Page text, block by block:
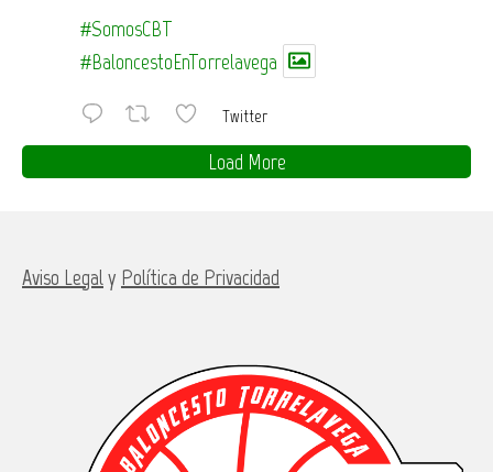
#SomosCBT
#BaloncestoEnTorrelavega
Twitter
Load More
Aviso Legaly Política de Privacidad